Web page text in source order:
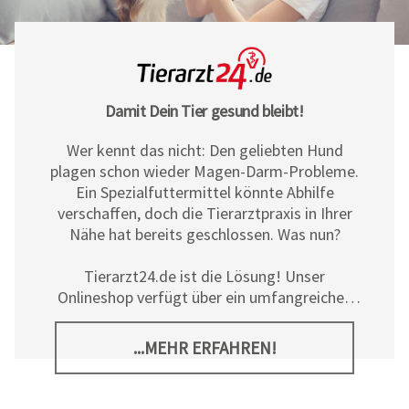
Damit Dein Tier gesund bleibt!
Wer kennt das nicht: Den geliebten Hund
plagen schon wieder Magen-Darm-Probleme.
Ein Spezialfuttermittel könnte Abhilfe
verschaffen, doch die Tierarztpraxis in Ihrer
Nähe hat bereits geschlossen. Was nun?
Tierarzt24.de ist die Lösung! Unser
Onlineshop verfügt über ein umfangreiches
Sortiment an Diät- und
Ergänzungsfuttermitteln, Pflegeprodukten
sowie allerlei tierischem Zubehör für Hunde,
Katzen und Pferde. Neben den hochwertigen
...MEHR ERFAHREN!